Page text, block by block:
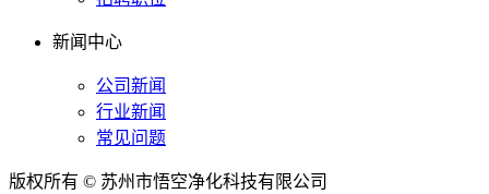
新闻中心
公司新闻
行业新闻
常见问题
版权所有 © 苏州市悟空净化科技有限公司